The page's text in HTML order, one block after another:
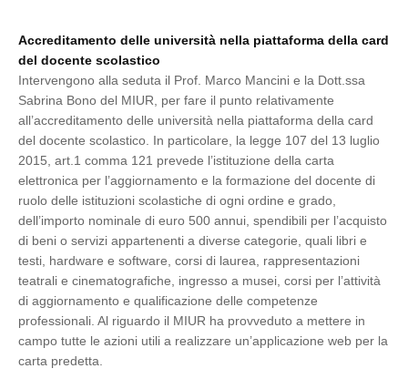
Accreditamento delle università nella piattaforma della card
del docente scolastico
Intervengono alla seduta il Prof. Marco Mancini e la Dott.ssa
Sabrina Bono del MIUR, per fare il punto relativamente
all’accreditamento delle università nella piattaforma della card
del docente scolastico. In particolare, la legge 107 del 13 luglio
2015, art.1 comma 121 prevede l’istituzione della carta
elettronica per l’aggiornamento e la formazione del docente di
ruolo delle istituzioni scolastiche di ogni ordine e grado,
dell’importo nominale di euro 500 annui, spendibili per l’acquisto
di beni o servizi appartenenti a diverse categorie, quali libri e
testi, hardware e software, corsi di laurea, rappresentazioni
teatrali e cinematografiche, ingresso a musei, corsi per l’attività
di aggiornamento e qualificazione delle competenze
professionali. Al riguardo il MIUR ha provveduto a mettere in
campo tutte le azioni utili a realizzare un’applicazione web per la
carta predetta.